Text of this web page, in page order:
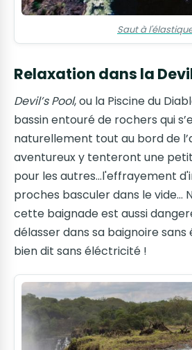
Saut à
Relaxation dans la
Devil’s Pool, ou la Piscine du
bassin entouré de rochers qui
naturellement tout au bord de
aventureux y tenteront une
pour les autres...l'effrayement
proches basculer dans le vide...
cette baignade est aussi
délasser dans sa baignoire
bien dit sans éléctricité !